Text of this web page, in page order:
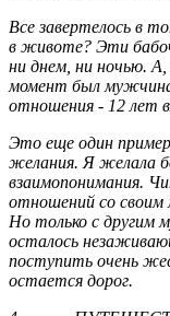
Все завертелось в
в животе? Эти
ни днем, ни ночью.
момент был
отношения - 12 лет
Это еще один пример
желания. Я желала
взаимопонимания.
отношений со
Но только с другим
осталось
поступить очень
остается дорог.